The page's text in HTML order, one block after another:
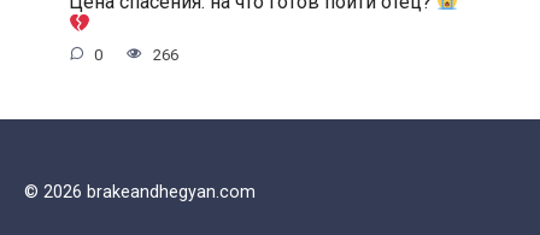
0 266
© 2026 brakeandhegyan.com